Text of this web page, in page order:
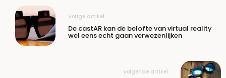
Vorige artikel
De castAR kan de belofte van virtual reality
wel eens echt gaan verwezenlijken
Volgende artikel